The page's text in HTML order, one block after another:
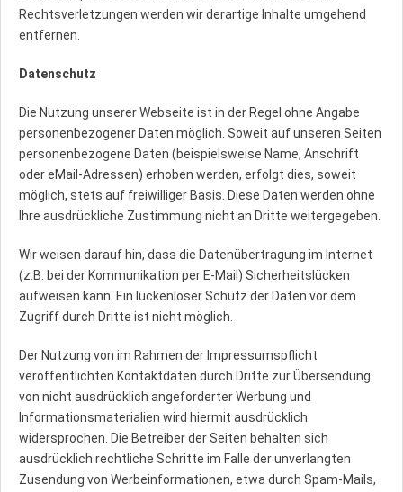
Rechtsverletzungen werden wir derartige Inhalte umgehend
entfernen.
Datenschutz
Die Nutzung unserer Webseite ist in der Regel ohne Angabe
personenbezogener Daten möglich. Soweit auf unseren Seiten
personenbezogene Daten (beispielsweise Name, Anschrift
oder eMail-Adressen) erhoben werden, erfolgt dies, soweit
möglich, stets auf freiwilliger Basis. Diese Daten werden ohne
Ihre ausdrückliche Zustimmung nicht an Dritte weitergegeben.
Wir weisen darauf hin, dass die Datenübertragung im Internet
(z.B. bei der Kommunikation per E-Mail) Sicherheitslücken
aufweisen kann. Ein lückenloser Schutz der Daten vor dem
Zugriff durch Dritte ist nicht möglich.
Der Nutzung von im Rahmen der Impressumspflicht
veröffentlichten Kontaktdaten durch Dritte zur Übersendung
von nicht ausdrücklich angeforderter Werbung und
Informationsmaterialien wird hiermit ausdrücklich
widersprochen. Die Betreiber der Seiten behalten sich
ausdrücklich rechtliche Schritte im Falle der unverlangten
Zusendung von Werbeinformationen, etwa durch Spam-Mails,